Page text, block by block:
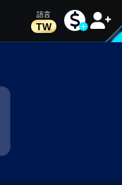
TW